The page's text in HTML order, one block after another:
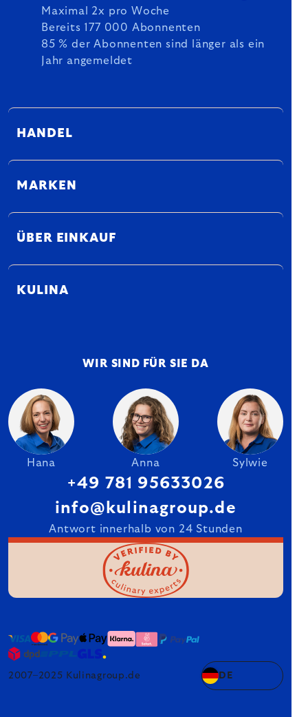
Maximal 2x pro Woche
Bereits 177 000 Abonnenten
85 % der Abonnenten sind länger als ein
Jahr angemeldet
HANDEL
MARKEN
ÜBER EINKAUF
KULINA
WIR SIND FÜR SIE DA
Hana Anna Sylwie
+49 781 95633026
info@kulinagroup.de
Antwort innerhalb von 24 Stunden
2007–2025 Kulinagroup.de DE